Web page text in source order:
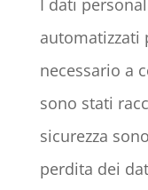
I dati
automatizzati
necessario a
sono stati
sicurezza
perdita dei